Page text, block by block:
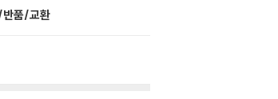
반품/교환